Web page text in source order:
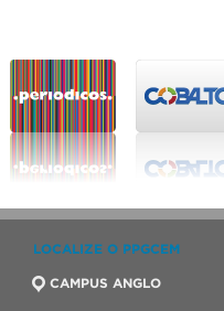
LOCALIZE O PPGCEM
CAMPUS ANGLO